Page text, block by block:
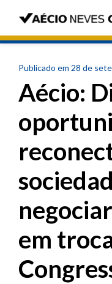
Publicado em 28 de
Aécio:
em